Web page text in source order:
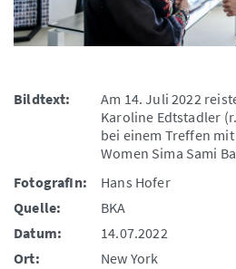
Bildtext:
Am 14. Juli 2022
Karoline Edtstadler
bei einem Treffen
Women Sima Sami
FotografIn:
Hans Hofer
Quelle:
BKA
Datum:
14.07.2022
Ort:
New York